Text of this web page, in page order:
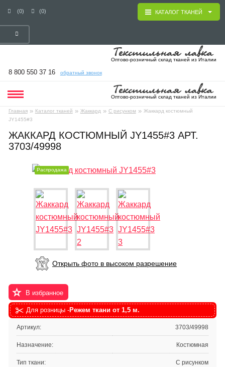
(0) (0)
Оптово-розничный склад тканей из Италии
8 800 550 37 16 обратный звонок
Оптово-розничный склад тканей из Италии
Главная » Каталог тканей » Жаккард » С рисунком » Жаккард костюмный
JY1455#3
КАТАЛОГ ТКАНЕЙ
ЖАККАРД КОСТЮМНЫЙ JY1455#3 АРТ.
3703/49998
Распродажа
Открыть фото в высоком разрешение
В избранное
Для розницы -Режем ткани от 1,5 м.
Артикул: 3703/49998
Назначение: Костюмная
Тип ткани: С рисунком